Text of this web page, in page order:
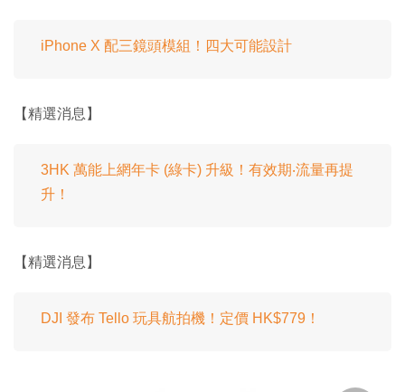
iPhone X 配三鏡頭模組！四大可能設計
【精選消息】
3HK 萬能上網年卡 (綠卡) 升級！有效期‧流量再提
升！
【精選消息】
DJI 發布 Tello 玩具航拍機！定價 HK$779！